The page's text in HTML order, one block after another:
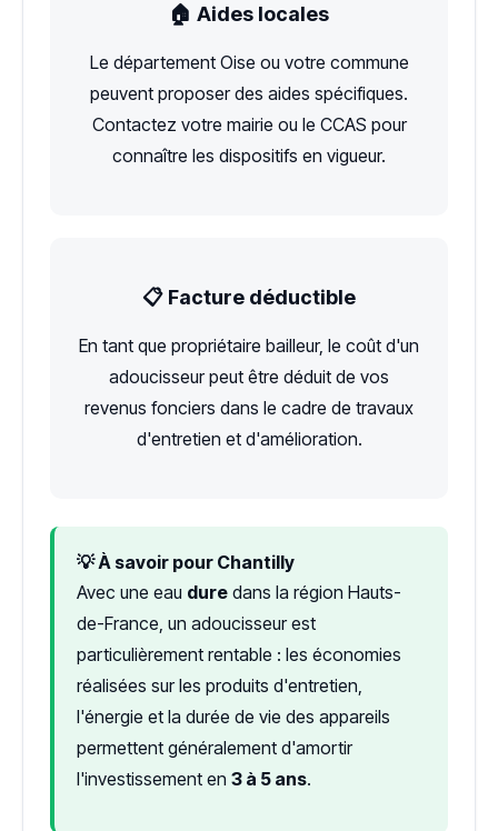
🏠 Aides locales
Le département Oise ou votre commune
peuvent proposer des aides spécifiques.
Contactez votre mairie ou le CCAS pour
connaître les dispositifs en vigueur.
📋 Facture déductible
En tant que propriétaire bailleur, le coût d'un
adoucisseur peut être déduit de vos
revenus fonciers dans le cadre de travaux
d'entretien et d'amélioration.
💡 À savoir pour Chantilly
Avec une eau dure dans la région Hauts-
de-France, un adoucisseur est
particulièrement rentable : les économies
réalisées sur les produits d'entretien,
l'énergie et la durée de vie des appareils
permettent généralement d'amortir
l'investissement en 3 à 5 ans.